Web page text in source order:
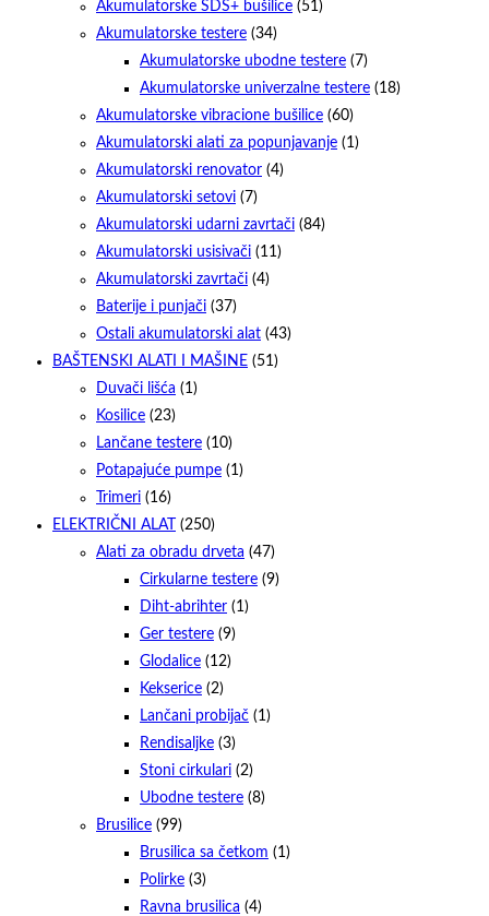
Akumulatorske SDS+ bušilice (51)
Akumulatorske testere (34)
Akumulatorske ubodne testere (7)
Akumulatorske univerzalne testere (18)
Akumulatorske vibracione bušilice (60)
Akumulatorski alati za popunjavanje (1)
Akumulatorski renovator (4)
Akumulatorski setovi (7)
Akumulatorski udarni zavrtači (84)
Akumulatorski usisivači (11)
Akumulatorski zavrtači (4)
Baterije i punjači (37)
Ostali akumulatorski alat (43)
BAŠTENSKI ALATI I MAŠINE (51)
Duvači lišća (1)
Kosilice (23)
Lančane testere (10)
Potapajuće pumpe (1)
Trimeri (16)
ELEKTRIČNI ALAT
(250)
Alati za obradu drveta (47)
Cirkularne testere (9)
Diht-abrihter (1)
Ger testere (9)
Glodalice (12)
Kekserice (2)
Lančani probijač (1)
Rendisaljke (3)
Stoni cirkulari (2)
Ubodne testere (8)
Brusilice (99)
Brusilica sa četkom (1)
Polirke (3)
Ravna brusilica (4)